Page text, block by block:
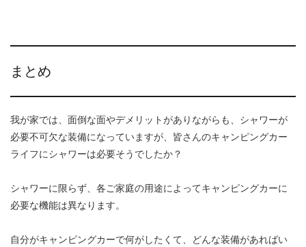
まとめ
我が家では、面倒な面やデメリットがありながらも、シャワーが
必要不可欠な装備になっていますが、皆さんのキャンピングカー
ライフにシャワーは必要そうでしたか？
シャワーに限らず、各ご家庭の用途によってキャンピングカーに
必要な機能は異なります。
自分がキャンピングカーで何がしたくて、どんな装備があればい